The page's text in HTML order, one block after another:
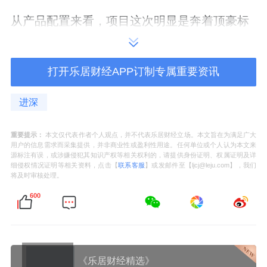
从产品配置来看，项目这次明显是奔着顶豪标
户型方面，项目将推出建面约169㎡三房，以
350㎡、400㎡超高层大户型产品。
相比此前入市的西区（192-238-275-365
㎡），东区体量更大、货值更高、产品线更丰
富。
增加了较小面积段（169㎡户型），买入门槛
此前275㎡和365㎡的中间段空白。
打开乐居财经APP订制专属重要资讯
进深
重要提示： 本文仅代表作者个人观点，并不代表乐居财经立场。本文旨在为满足广大
用户的信息需求而采集提供，并非商业性或盈利性用途。任何单位或个人认为本文来
源标注有误，或涉嫌侵犯其知识产权等相关权利的，请提供身份证明、权属证明及详
细侵权情况证明等相关资料，点击【联系客服 】或发邮件至【ljcj@leju.com】，我们
将及时审核处理。
600
《乐居财经精选》